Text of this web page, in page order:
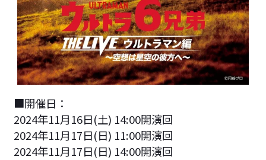
■開催日：
2024年11月16日(土) 14:00開演回
2024年11月17日(日) 11:00開演回
2024年11月17日(日) 14:00開演回